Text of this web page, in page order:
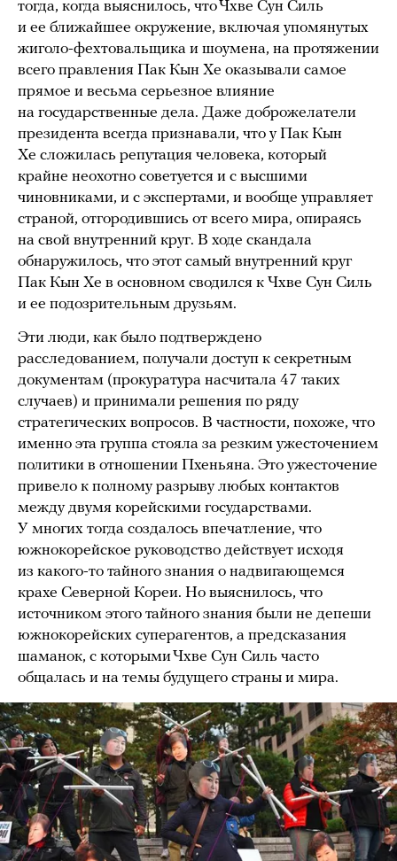
тогда, когда выяснилось, что Чхве Сун Силь
и ее ближайшее окружение, включая упомянутых
жиголо-фехтовальщика и шоумена, на протяжении
всего правления Пак Кын Хе оказывали самое
прямое и весьма серьезное влияние
на государственные дела. Даже доброжелатели
президента всегда признавали, что у Пак Кын
Хе сложилась репутация человека, который
крайне неохотно советуется и с высшими
чиновниками, и с экспертами, и вообще управляет
страной, отгородившись от всего мира, опираясь
на свой внутренний круг. В ходе скандала
обнаружилось, что этот самый внутренний круг
Пак Кын Хе в основном сводился к Чхве Сун Силь
и ее подозрительным друзьям.
Эти люди, как было подтверждено
расследованием, получали доступ к секретным
документам (прокуратура насчитала 47 таких
случаев) и принимали решения по ряду
стратегических вопросов. В частности, похоже, что
именно эта группа стояла за резким ужесточением
политики в отношении Пхеньяна. Это ужесточение
привело к полному разрыву любых контактов
между двумя корейскими государствами.
У многих тогда создалось впечатление, что
южнокорейское руководство действует исходя
из какого-то тайного знания о надвигающемся
крахе Северной Кореи. Но выяснилось, что
источником этого тайного знания были не депеши
южнокорейских суперагентов, а предсказания
шаманок, с которыми Чхве Сун Силь часто
общалась и на темы будущего страны и мира.